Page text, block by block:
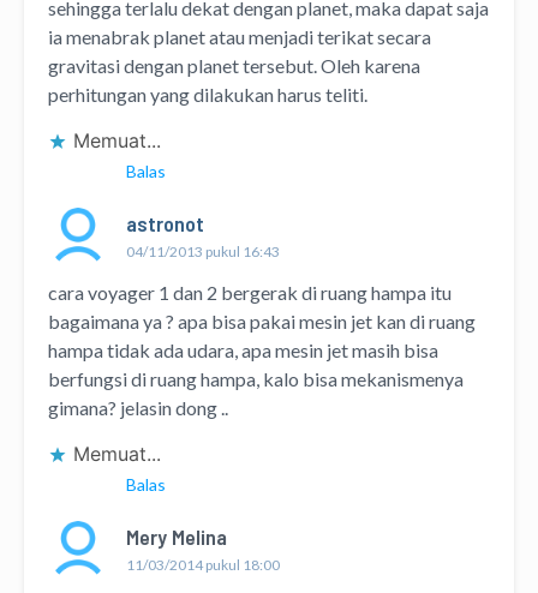
sehingga terlalu dekat dengan planet, maka dapat saja
ia menabrak planet atau menjadi terikat secara
gravitasi dengan planet tersebut. Oleh karena
perhitungan yang dilakukan harus teliti.
Memuat...
Balas
astronot
04/11/2013 pukul 16:43
cara voyager 1 dan 2 bergerak di ruang hampa itu
bagaimana ya ? apa bisa pakai mesin jet kan di ruang
hampa tidak ada udara, apa mesin jet masih bisa
berfungsi di ruang hampa, kalo bisa mekanismenya
gimana? jelasin dong ..
Memuat...
Balas
Mery Melina
11/03/2014 pukul 18:00